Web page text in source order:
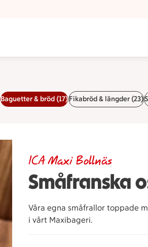
Baguetter & bröd (17)Fikabröd & längder (23)
Småfranska
ICA Maxi Bollnäs
Våra egna småfrallor toppade
i vårt Maxibageri.